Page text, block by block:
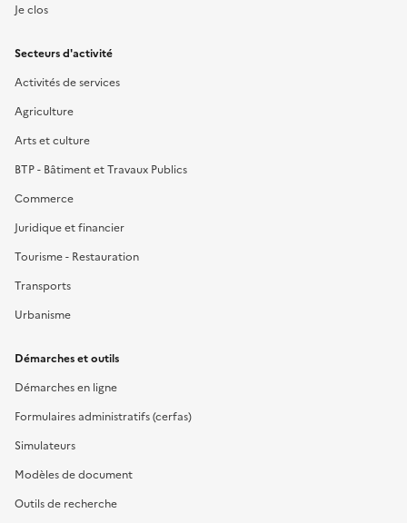
Je clos
Secteurs d'activité
Activités de services
Agriculture
Arts et culture
BTP - Bâtiment et Travaux Publics
Commerce
Juridique et financier
Tourisme - Restauration
Transports
Urbanisme
Démarches et outils
Démarches en ligne
Formulaires administratifs (cerfas)
Simulateurs
Modèles de document
Outils de recherche